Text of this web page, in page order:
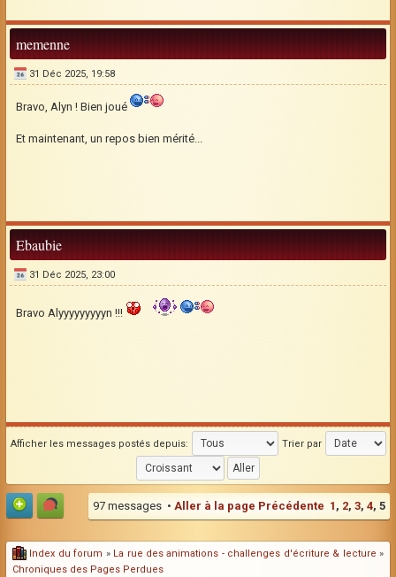
memenne
31 Déc 2025, 19:58
Bravo, Alyn ! Bien joué
Et maintenant, un repos bien mérité...
Ebaubie
31 Déc 2025, 23:00
Bravo Alyyyyyyyyyn !!!
Afficher les messages postés depuis: Trier par
97 messages • Aller à la page Précédente 1 , 2, 3, 4, 5
Index du forum » La rue des animations - challenges d'écriture & lecture »
Chroniques des Pages Perdues